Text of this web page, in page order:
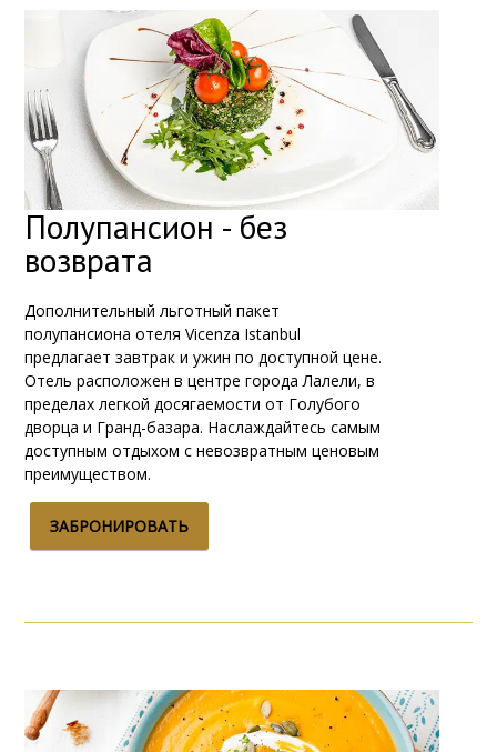
Полупансион - без
возврата
Дополнительный льготный пакет
полупансиона отеля Vicenza Istanbul
предлагает завтрак и ужин по доступной цене.
Отель расположен в центре города Лалели, в
пределах легкой досягаемости от Голубого
дворца и Гранд-базара. Наслаждайтесь самым
доступным отдыхом с невозвратным ценовым
преимуществом.
ЗАБРОНИРОВАТЬ